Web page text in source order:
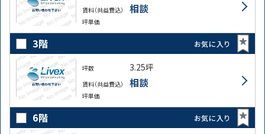
賃料（共益費込） 相談
坪単価
3階 お気に入り
坪数 3.25坪
賃料（共益費込） 相談
坪単価
6階 お気に入り